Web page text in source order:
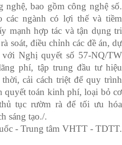
nghệ, bao gồm công nghệ số.
các ngành có lợi thế và tiềm
mạnh hợp tác và tận dụng tri
soát, điều chỉnh các đề án, dự
Nghị quyết số 57-NQ/TW
phí, tập trung đầu tư hiệu
cải cách triệt để quy trình
quyết toán kinh phí, loại bỏ cơ
tục rườm rà để tối ưu hóa
sáng tạo./.
- Trung tâm VHTT - TDTT.